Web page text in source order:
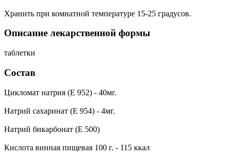
Хранить при комнатной температуре 15-25 градусов.
Описание лекарственной формы
таблетки
Состав
Цикломат натрия (Е 952) - 40мг.
Натрий сахаринат (Е 954) - 4мг.
Натрий бикарбонат (Е 500)
Кислота винная пищевая 100 г. - 115 ккал